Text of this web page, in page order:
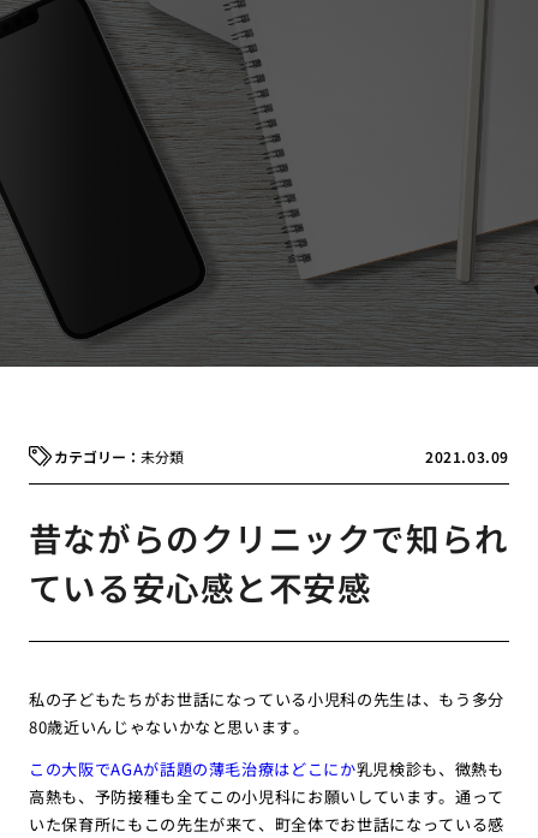
2021.03.09
未分類
昔ながらのクリニックで知られ
ている安心感と不安感
私の子どもたちがお世話になっている小児科の先生は、もう多分
80歳近いんじゃないかなと思います。
この大阪でAGAが話題の薄毛治療はどこにか乳児検診も、微熱も
高熱も、予防接種も全てこの小児科にお願いしています。通って
いた保育所にもこの先生が来て、町全体でお世話になっている感